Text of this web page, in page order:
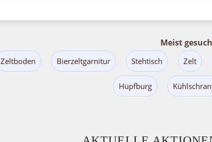
Meist
Zeltboden Bierzeltgarnitur Stehtisch Zelt
Hüpfburg